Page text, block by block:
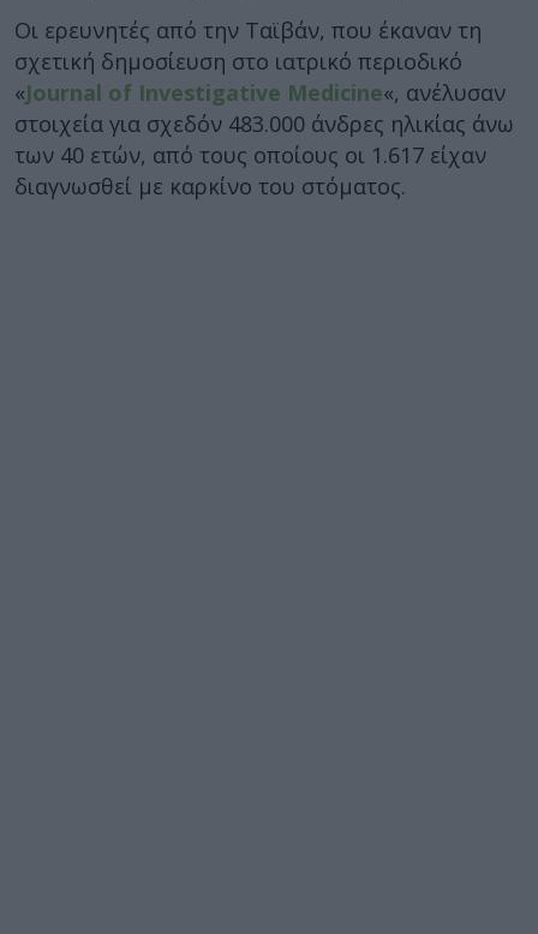
Οι ερευνητές από την Ταϊβάν, που έκαναν τη
σχετική δημοσίευση στο ιατρικό περιοδικό
«Journal of Investigative Medicine«, ανέλυσαν
στοιχεία για σχεδόν 483.000 άνδρες ηλικίας άνω
των 40 ετών, από τους οποίους οι 1.617 είχαν
διαγνωσθεί με καρκίνο του στόματος.